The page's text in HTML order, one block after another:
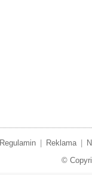
Regulamin Reklama
©